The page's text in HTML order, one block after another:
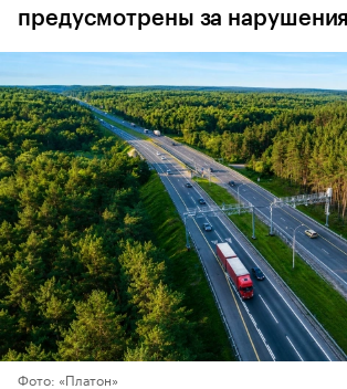
предусмотрены за нарушения
Фото: «Платон»